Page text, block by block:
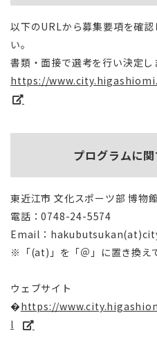
以下のURLから募集要項を確
い。
書類・面接で選考を行い決定し
https://
プログラムに
東近江市 文化スポーツ部 博物
電話：0748-24-5574
Email：
※「(at)」を「＠」に置き換え
ウェブサイト
�https://
l